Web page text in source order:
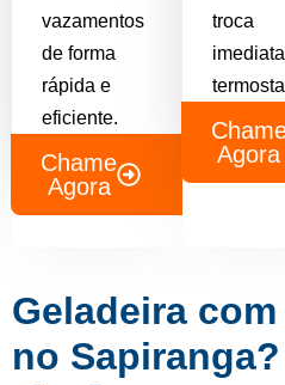
vazamentos
de forma
rápida e
eficiente.
Chame
Agora
troca
Agora
Geladeira
no